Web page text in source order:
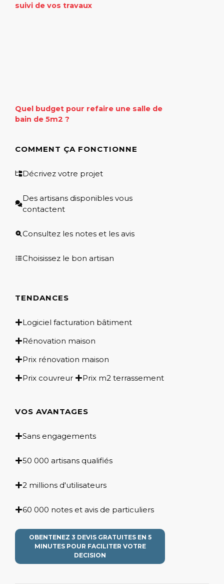
suivi de vos travaux
Quel budget pour refaire une salle de
bain de 5m2 ?
COMMENT ÇA FONCTIONNE
Décrivez votre projet
Des artisans disponibles vous
contactent
Consultez les notes et les avis
Choisissez le bon artisan
TENDANCES
Logiciel facturation bâtiment
Rénovation maison
Prix rénovation maison
Prix couvreur
Prix m2 terrassement
VOS AVANTAGES
Sans engagements
50 000 artisans qualifiés
2 millions d'utilisateurs
60 000 notes et avis de particuliers
OBENTENEZ 3 DEVIS GRATUITES EN 5
MINUTES POUR FACILITER VOTRE
DECISION